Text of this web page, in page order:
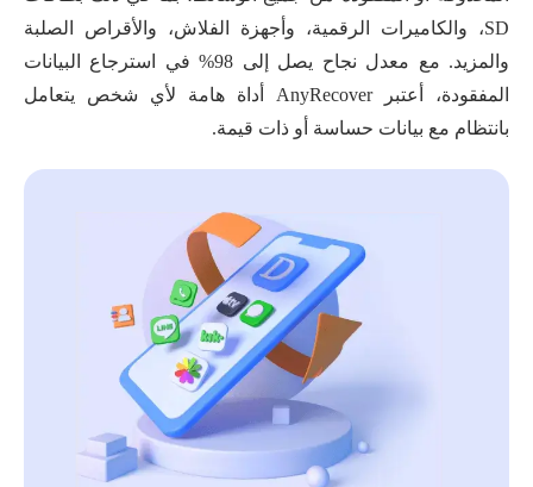
SD، والكاميرات الرقمية، وأجهزة الفلاش، والأقراص الصلبة
والمزيد. مع معدل نجاح يصل إلى 98% في استرجاع البيانات
المفقودة، أعتبر AnyRecover أداة هامة لأي شخص يتعامل
بانتظام مع بيانات حساسة أو ذات قيمة.